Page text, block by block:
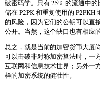
破密码学。只有 25% 的流通中
储在 P2PK 和重复使用的
的风险，因为它们的公钥可以直
公开。当然，这个缺口也有相应
总之，就是当前的加密货币大厦
可以击破非对称加密算法时，一
互联网和信息技术世界；另外一
样的加密系统的健壮性。